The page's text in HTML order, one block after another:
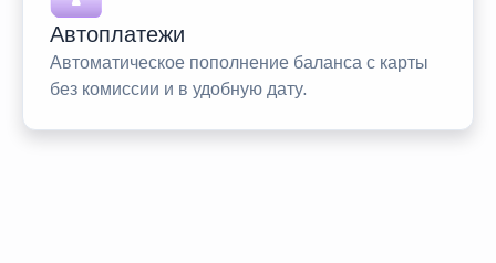
Автоплатежи
Автоматическое пополнение баланса с карты
без комиссии и в удобную дату.